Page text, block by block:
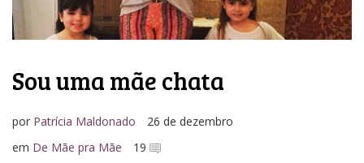
Sou uma mãe chata
por Patrícia Maldonado
26 de dezembro
em De Mãe pra Mãe 19